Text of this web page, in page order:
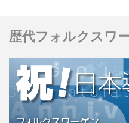
報をもとに
戦サヒール
ミルトンが
る見込みと
いる。
歴代フォルクスワ